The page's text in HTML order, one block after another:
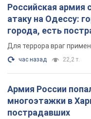
Российская армия
атаку на Одессу:
города, есть
Для террора враг
час назад 22,2 т.
Армия России
многоэтажки в
пострадавших